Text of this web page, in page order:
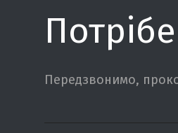
Передзвонимо,